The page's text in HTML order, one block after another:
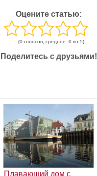
Оцените статью:
(0 голосов, среднее: 0 из 5)
Поделитесь с друзьями!
Плавающий дом с